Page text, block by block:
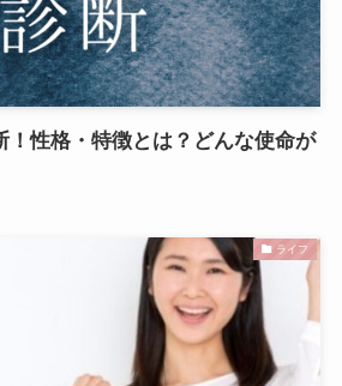
！性格・特徴とは？どんな使命が
ライフ